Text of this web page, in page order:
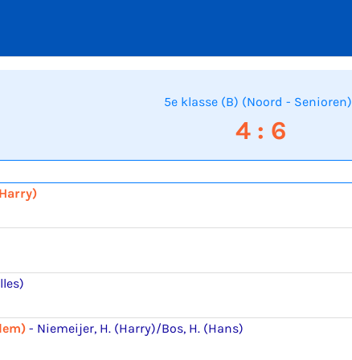
5e klasse (B) (Noord - Senioren)
4 : 6
- Niemeijer, H. (Harry)/Bos, H. (Hans)